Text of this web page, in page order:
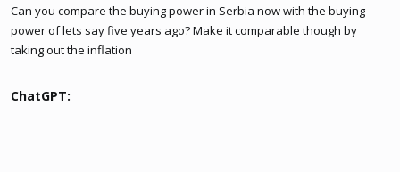
Can you compare the buying power in Serbia now with the buying
power of lets say five years ago? Make it comparable though by
taking out the inflation
ChatGPT:​